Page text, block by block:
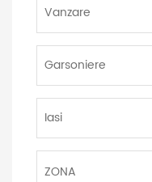
Tranzactie:
Proprietate:
ZONA